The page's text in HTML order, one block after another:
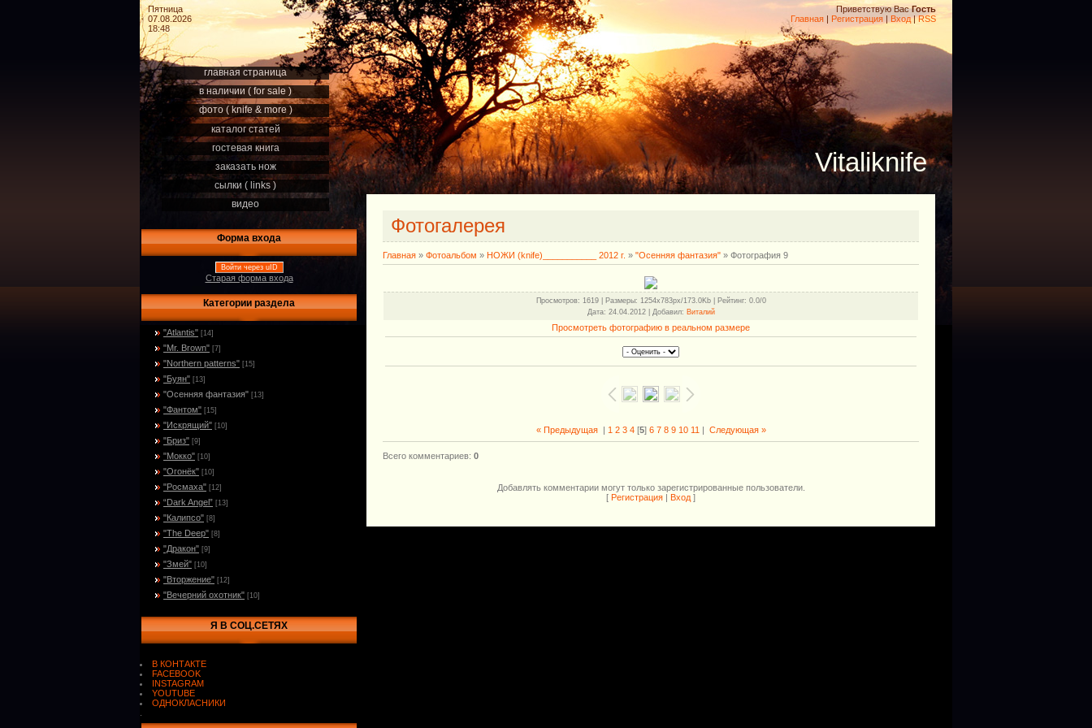
Пятница
07.08.2026
18:48
Приветствую Вас Гость
Главная | Регистрация | Вход|RSS
главная страница
в наличии ( for sale )
фото ( knife & more )
каталог статей
гостевая книга
заказать нож
сылки ( links )
видео
Форма входа
Войти через uID
Старая форма входа
Категории раздела
"Atlantis" [14]
"Mr. Brown" [7]
"Northern patterns" [15]
"Буян" [13]
"Осенняя фантазия" [13]
"Фантом" [15]
"Искрящий" [10]
"Бриз" [9]
"Мокко" [10]
"Огонёк" [10]
"Росмаха" [12]
“Dark Angel” [13]
"Калипсо" [8]
"The Deep" [8]
"Дракон" [9]
"Змей" [10]
"Вторжение" [12]
"Вечерний охотник" [10]
Я В СОЦ.СЕТЯХ
В КОНТАКТЕ
FACEBOOK
INSTAGRAM
YOUTUBE
ОДНОКЛАСНИКИ
Vitaliknife
Фотогалерея
Главная » Фотоальбом » НОЖИ (knife)___________ 2012 г. » "Осенняя фантазия" » Фотография 9
Просмотров: 1619 | Размеры: 1254x783px/173.0Kb | Рейтинг: 0.0/0
Дата: 24.04.2012 | Добавил: Виталий
Просмотреть фотографию в реальном размере
« Предыдущая| 1 2 3 4[5] 6 7 8 9 10 11 | Следующая »
Всего комментариев: 0
Добавлять комментарии могут только зарегистрированные пользователи.
[ Регистрация Вход ]